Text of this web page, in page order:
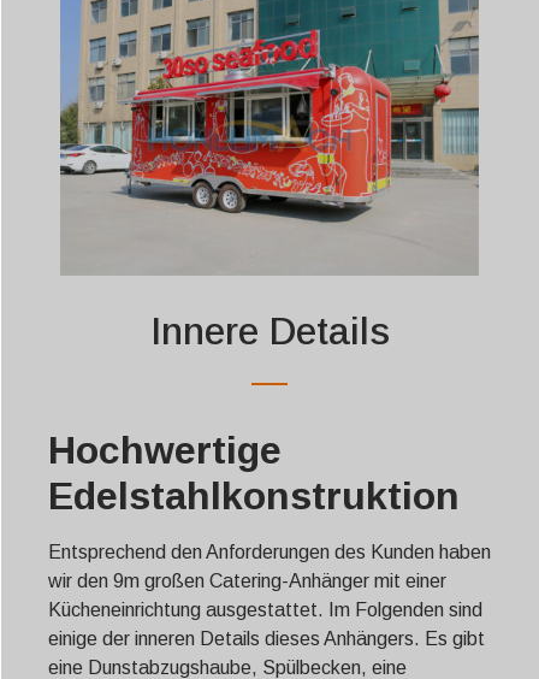
Innere Details
Hochwertige
Edelstahlkonstruktion
Entsprechend den Anforderungen des Kunden haben
wir den 9m großen Catering-Anhänger mit einer
Kücheneinrichtung ausgestattet. Im Folgenden sind
einige der inneren Details dieses Anhängers. Es gibt
eine Dunstabzugshaube, Spülbecken, eine